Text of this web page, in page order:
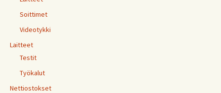
Soittimet
Videotykki
Laitteet
Testit
Työkalut
Nettiostokset